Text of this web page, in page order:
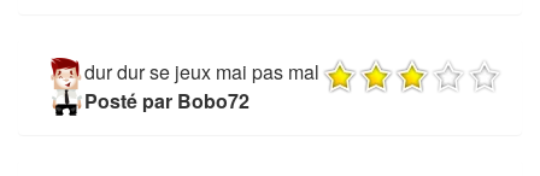
dur dur se jeux mai pas mal
Posté par Bobo72